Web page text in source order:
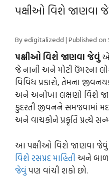
પક્ષીઓ વિશે જાણવા
By edigitalizedd| Published on
પક્ષીઓ વિશે જાણવા જેવુંએ
જે નાની અને મોટી ઉંમરના
વિવિધ પ્રકારો, તેમના
અને અનોખા લક્ષણો વિશે
કુદરતી જીવનને સમજવામાં
અને વાચકોને પ્રકૃતિ પ્રત્યે
આ પક્ષીઓ વિશે જાણવા જેવું
વિશે રસપ્રદ માહિતી અને
જેવુંપણ વાંચી શકો છો.